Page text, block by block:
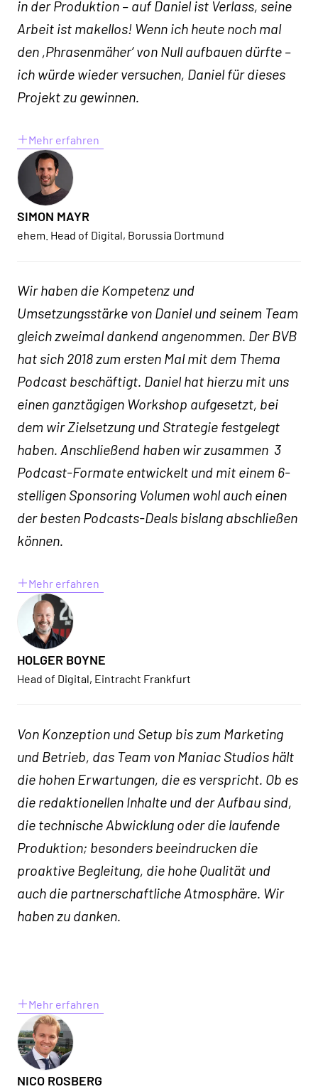
in der Produktion – auf Daniel ist Verlass, seine
Arbeit ist makellos! Wenn ich heute noch mal
den ,Phrasenmäher‘ von Null aufbauen dürfte –
ich würde wieder versuchen, Daniel für dieses
Projekt zu gewinnen.
Mehr erfahren
SIMON MAYR
ehem. Head of Digital, Borussia Dortmund
Wir haben die Kompetenz und
Umsetzungsstärke von Daniel und seinem Team
gleich zweimal dankend angenommen. Der BVB
hat sich 2018 zum ersten Mal mit dem Thema
Podcast beschäftigt. Daniel hat hierzu mit uns
einen ganztägigen Workshop aufgesetzt, bei
dem wir Zielsetzung und Strategie festgelegt
haben. Anschließend haben wir zusammen 3
Podcast-Formate entwickelt und mit einem 6-
stelligen Sponsoring Volumen wohl auch einen
der besten Podcasts-Deals bislang abschließen
können.
Mehr erfahren
HOLGER BOYNE
Head of Digital, Eintracht Frankfurt
Von Konzeption und Setup bis zum Marketing
und Betrieb, das Team von Maniac Studios hält
die hohen Erwartungen, die es verspricht. Ob es
die redaktionellen Inhalte und der Aufbau sind,
die technische Abwicklung oder die laufende
Produktion; besonders beeindrucken die
proaktive Begleitung, die hohe Qualität und
auch die partnerschaftliche Atmosphäre. Wir
haben zu danken.
Mehr erfahren
NICO ROSBERG